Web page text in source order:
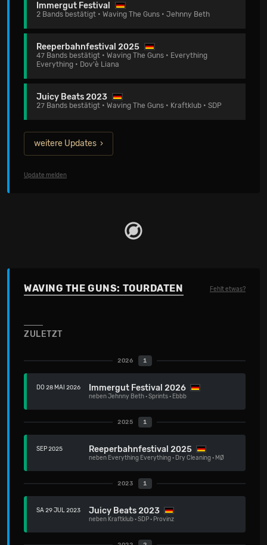
Immergut Festival
2 Bands bestätigt • Waving The Guns • Jehnny Beth
Reeperbahnfestival 2025
47 Bands bestätigt • Waving The Guns • Everything
Everything • Dov'è Liana
Juicy Beats 2023
27 Bands bestätigt • Waving The Guns • Kraftklub • SDP
weitere Updates
Update melden
WAVING THE GUNS: TOURDATEN Fehlt etwas?
ZULETZT
2026 1
DO 28 MAI 2026 Immergut Festival 2026
nebenJehnny Beth·Sprints· Ebbb
2025 1
SEP 2025 Reeperbahnfestival 2025
neben Everything Everything· Dry Cleaning· MØ
2023 1
SA 29 JUL 2023 Juicy Beats 2023
neben Kraftklub·SDP· Provinz